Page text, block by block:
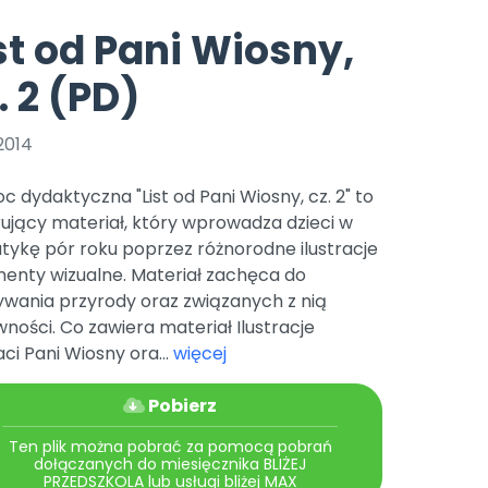
Archiwalne numery
Pomoc
Nowości
Promocje
czerwca 2024 r. uzyskała
r. Nr decyzji:
Online.
Bliżej Pieska
Pomoc zwierzętom
Książka (dla) Przedszkolaka
TikTok
Zobacz nas na TikToku
YouTube
od Pani Wiosny,
2 (PD)
dydaktyczna "List od Pani Wiosny, cz. 2" to
materiał, który wprowadza dzieci w
pór roku poprzez różnorodne ilustracje
wizualne. Materiał zachęca do
przyrody oraz związanych z nią
Co zawiera materiał Ilustracje
Pani Wiosny ora... więcej
Pobierz
Ten plik można pobrać za pomocą pobrań
dołączanych do miesięcznika BLIŻEJ
PRZEDSZKOLA lub usługi bliżej MAX